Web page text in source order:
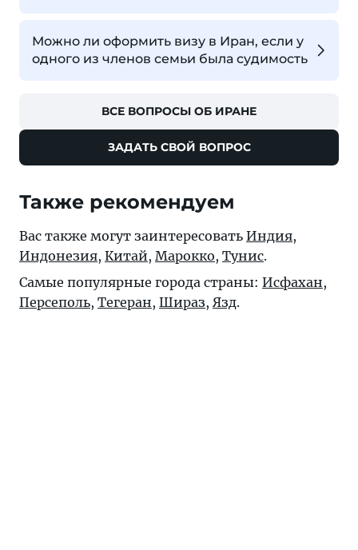
Можно ли оформить визу в Иран, если у
одного из членов семьи была судимость
ВСЕ ВОПРОСЫ ОБ ИРАНЕ
ЗАДАТЬ СВОЙ ВОПРОС
Также рекомендуем
Вас также могут заинтересовать Индия,
Индонезия, Китай, Марокко, Тунис.
Самые популярные города страны: Исфахан,
Персеполь, Тегеран, Шираз, Язд.